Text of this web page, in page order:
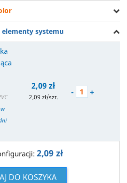
systemu
2,09 zł
2,09 zł/szt.
- +
2,09 zł
DO KOSZYKA